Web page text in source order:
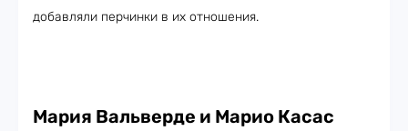
добавляли перчинки в их отношения.
Мария Вальверде и Марио Касас